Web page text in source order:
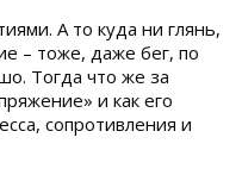
А то куда ни глянь,
– тоже, даже бег, по
Тогда что же за
и как его
сопротивления и